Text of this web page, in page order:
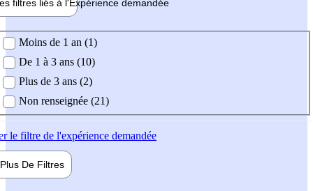
filtres liés à l'Expérience demandée
demandée
Moins de 1 an (1)
De 1 à 3 ans (10)
Plus de 3 ans (2)
Non renseignée (21)
le filtre de l'expérience demandée
Plus De Filtres